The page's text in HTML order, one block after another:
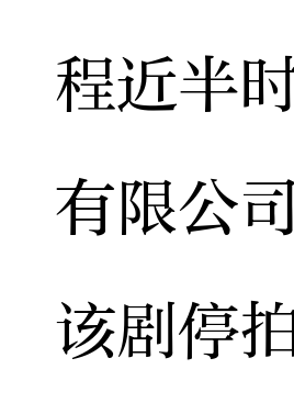
程近半
有限公
该剧停